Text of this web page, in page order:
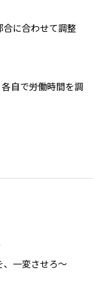
に合わせて調整
自で労働時間を調
、⼀変させろ～